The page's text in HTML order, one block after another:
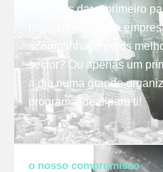
Procuras dar o primeiro
profissional, numa
acompanhado pelos
sector? Ou apenas um
a dia numa grande
programa ideal para ti!
o nosso compromisso